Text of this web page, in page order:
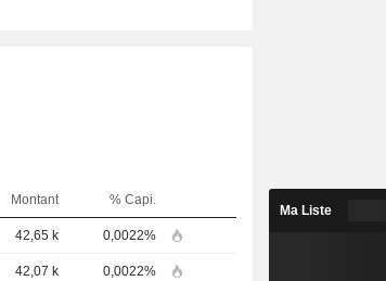
Montant % Capi.
42,65 k 0,0022%
42,07 k 0,0022%
Ma Liste